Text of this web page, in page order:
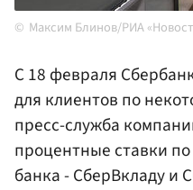
Максим Блинов/РИА
С 18 февраля
для клиентов по
пресс-служба
процентные ставки
банка - СберВкладу и